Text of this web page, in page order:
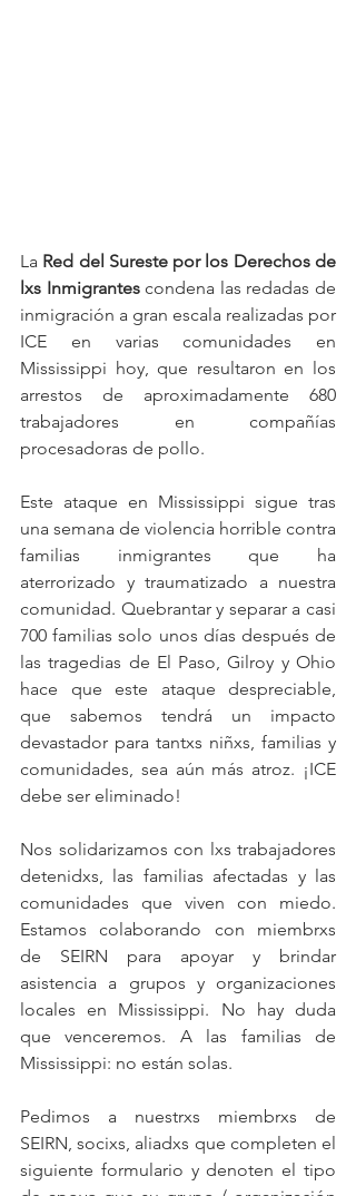
La Red del Sureste por los Derechos de
lxs Inmigrantes condena las redadas de
inmigración a gran escala realizadas por
ICE en varias comunidades en
Mississippi hoy, que resultaron en los
arrestos de aproximadamente 680
trabajadores en compañías
procesadoras de pollo.
Este ataque en Mississippi sigue tras
una semana de violencia horrible contra
familias inmigrantes que ha
aterrorizado y traumatizado a nuestra
comunidad. Quebrantar y separar a casi
700 familias solo unos días después de
las tragedias de El Paso, Gilroy y Ohio
hace que este ataque despreciable,
que sabemos tendrá un impacto
devastador para tantxs niñxs, familias y
comunidades, sea aún más atroz. ¡ICE
debe ser eliminado!
Nos solidarizamos con lxs trabajadores
detenidxs, las familias afectadas y las
comunidades que viven con miedo.
Estamos colaborando con miembrxs
de SEIRN para apoyar y brindar
asistencia a grupos y organizaciones
locales en Mississippi. No hay duda
que venceremos. A las familias de
Mississippi: no están solas.
Pedimos a nuestrxs miembrxs de
SEIRN, socixs, aliadxs que completen el
siguiente formulario y denoten el tipo